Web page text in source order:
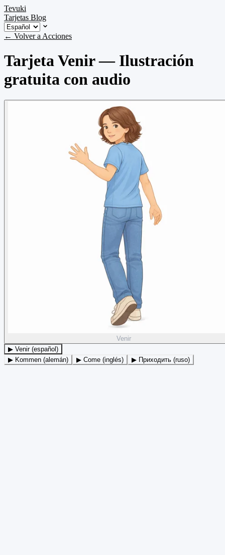
Tevuki
Tarjetas Blog
← Volver a Acciones
Tarjeta Venir — Ilustración
gratuita con audio
Venir
▶ Venir (español)
▶ Kommen (alemán)
▶ Come (inglés) ▶ Приходить (ruso)